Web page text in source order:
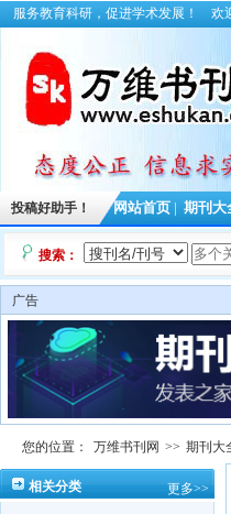
服务教育科研，促进学术发展！ 欢
投稿好助手！ 网站首页 期刊大
搜索：
广告
您的位置： 万维书刊网 >> 期刊大
相关分类 更多>>